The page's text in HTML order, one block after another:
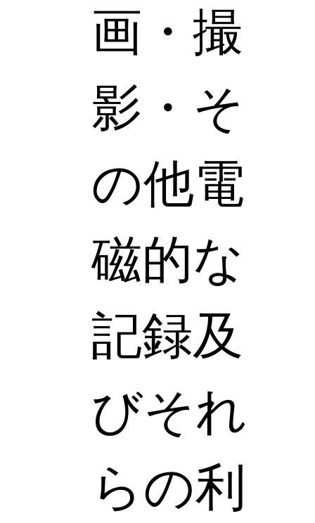
画・撮
影・そ
の他電
磁的な
記録及
びそれ
らの利